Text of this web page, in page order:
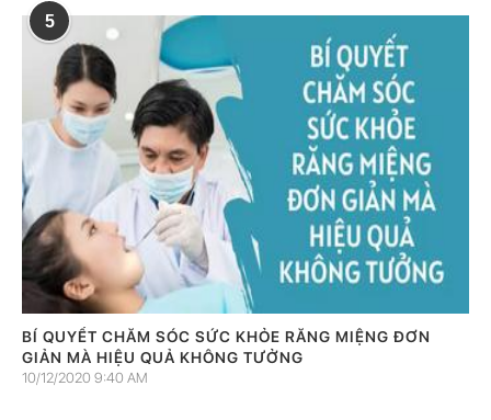
5
BÍ QUYẾT CHĂM SÓC SỨC KHỎE RĂNG MIỆNG ĐƠN
GIẢN MÀ HIỆU QUẢ KHÔNG TƯỞNG
10/12/2020 9:40 AM